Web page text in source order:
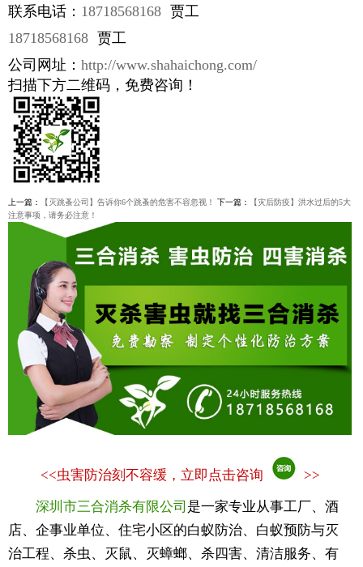
联系电话： 18718568168 贾工
18718568168 贾工
公司网址： http://www.shahaichong.com/
扫描下方二维码，免费咨询！
上一篇： 【灭跳蚤公司】告诉你6个跳蚤的危害不容忽视！ 下一篇：
【灾后防疫】洪水过后的5大
注意事项，请务必注意！
<<虫害防治刻不容缓，立即点击咨询 >>
深圳市三合消杀有限公司 是一家专业从事工厂、酒
店、企事业单位、住宅小区的白蚁防治、白蚁预防与灭
治工程、杀虫、灭鼠、灭蟑螂、杀四害、清洁服务、有